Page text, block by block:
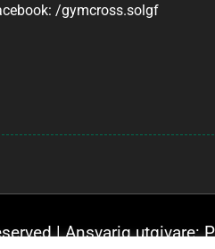
/gymcross.solgf
| Ansvarig utgivare: